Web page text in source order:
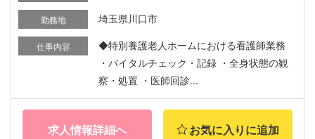
勤務地 埼玉県川口市
仕事内容
◆特別養護老人ホームにおける看護師業務
・バイタルチェック・記録 ・全身状態の観
察・処置 ・医師回診...
求人情報詳細へ お気に入りに追加